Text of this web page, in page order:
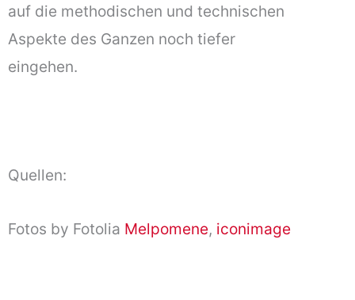
auf die methodischen und technischen
Aspekte des Ganzen noch tiefer
eingehen.
Quellen:
Fotos by Fotolia Melpomene, iconimage